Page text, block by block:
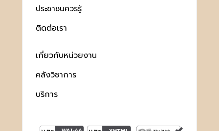
ประชาชนควรรู้
ติดต่อเรา
เกี่ยวกับหน่วยงาน
คลังวิชาการ
บริการ